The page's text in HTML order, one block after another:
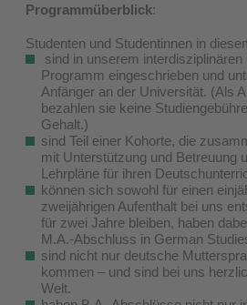
Programmüberblick:
Studenten und Studentinnen in
sind in unserem
Programm eingeschrieben und
Anfänger an der Universität. (Als
bezahlen sie keine
Gehalt.)
sind Teil einer Kohorte, die
mit Unterstützung und Betreuung
Lehrpläne für ihren
können sich sowohl für einen
zweijährigen Aufenthalt bei uns
für zwei Jahre bleiben, haben
M.A.-Abschluss in German
sind nicht nur deutsche
kommen – und sind bei uns
Welt.